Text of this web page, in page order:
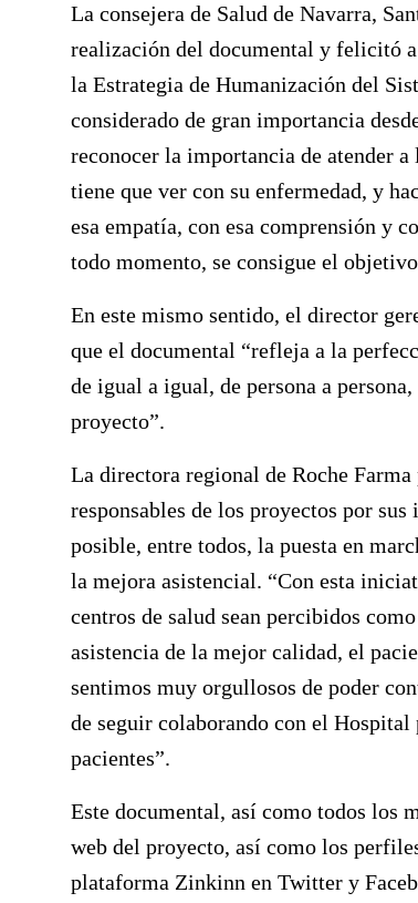
La consejera de Salud de Navarra,
realización del documental y felicitó a
la Estrategia de Humanización del
considerado de gran importancia
reconocer la importancia de atender
tiene que ver con su enfermedad, y
esa empatía, con esa comprensión y
todo momento, se consigue el
En este mismo sentido, el director
que el documental “refleja a la
de igual a igual, de persona a
proyecto”.
La directora regional de Roche Farma
responsables de los proyectos por
posible, entre todos, la puesta en
la mejora asistencial. “Con esta
centros de salud sean percibidos
asistencia de la mejor calidad, el
sentimos muy orgullosos de poder
de seguir colaborando con el
pacientes”.
Este documental, así como todos los
web del proyecto, así como los
plataforma Zinkinn en Twitter y